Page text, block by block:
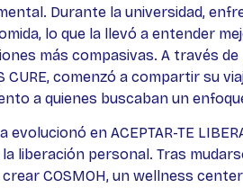
Durante la universidad,
lo que la llevó a entender
más compasivas. A través
CURE, comenzó a compartir su
a quienes buscaban un
evolucionó en ACEPTAR-TE
liberación personal. Tras
crear COSMOH, un wellness